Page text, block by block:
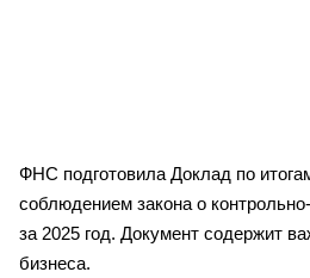
ФНС подготовила Доклад по
соблюдением закона о
за 2025 год. Документ содержит
бизнеса.